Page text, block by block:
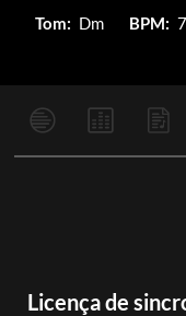
Tom: Dm BPM:
Licença de